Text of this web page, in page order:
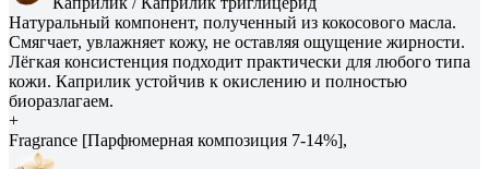
Натуральный компонент, полученный из кокосового масла.
Смягчает, увлажняет кожу, не оставляя ощущение жирности.
Лёгкая консистенция подходит практически для любого типа
кожи. Каприлик устойчив к окислению и полностью
биоразлагаем.
+
Fragrance [Парфюмерная композиция 7-14%],